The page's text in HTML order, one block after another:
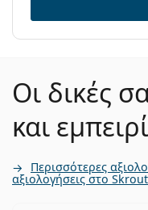
Οι δικές
και
Περισσότερες
αξιολογήσεις στο